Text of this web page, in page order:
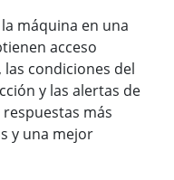
máquina en una
acceso
condiciones del
y las alertas de
más
y una mejor